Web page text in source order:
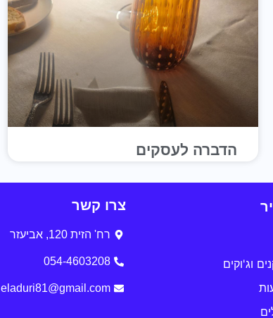
הדברה לעסקים
וג'וקים
צרו קשר
רח' הזית 120, אביעזר
054-4603208
eladuri81@gmail.com